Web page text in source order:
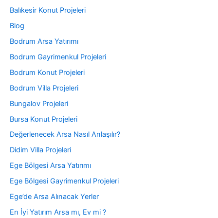
Balıkesir Konut Projeleri
Blog
Bodrum Arsa Yatırımı
Bodrum Gayrimenkul Projeleri
Bodrum Konut Projeleri
Bodrum Villa Projeleri
Bungalov Projeleri
Bursa Konut Projeleri
Değerlenecek Arsa Nasıl Anlaşılır?
Didim Villa Projeleri
Ege Bölgesi Arsa Yatırımı
Ege Bölgesi Gayrimenkul Projeleri
Ege’de Arsa Alınacak Yerler
En İyi Yatırım Arsa mı, Ev mi ?